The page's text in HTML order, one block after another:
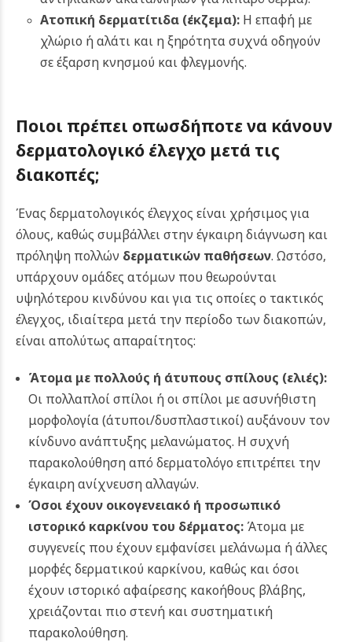
Ατοπική δερματίτιδα (έκζεμα): Η επαφή με
χλώριο ή αλάτι και η ξηρότητα συχνά οδηγούν
σε έξαρση κνησμού και φλεγμονής.
Ποιοι πρέπει οπωσδήποτε να κάνουν
δερματολογικό έλεγχο μετά τις
διακοπές;
Ένας δερματολογικός έλεγχος είναι χρήσιμος για
όλους, καθώς συμβάλλει στην έγκαιρη διάγνωση και
πρόληψη πολλών δερματικών παθήσεων. Ωστόσο,
υπάρχουν ομάδες ατόμων που θεωρούνται
υψηλότερου κινδύνου και για τις οποίες ο τακτικός
έλεγχος, ιδιαίτερα μετά την περίοδο των διακοπών,
είναι απολύτως απαραίτητος:
Άτομα με πολλούς ή άτυπους σπίλους (ελιές):
Οι πολλαπλοί σπίλοι ή οι σπίλοι με ασυνήθιστη
μορφολογία (άτυποι/δυσπλαστικοί) αυξάνουν τον
κίνδυνο ανάπτυξης μελανώματος. Η συχνή
παρακολούθηση από δερματολόγο επιτρέπει την
έγκαιρη ανίχνευση αλλαγών.
Όσοι έχουν οικογενειακό ή προσωπικό
ιστορικό καρκίνου του δέρματος:Άτομα με
συγγενείς που έχουν εμφανίσει μελάνωμα ή άλλες
μορφές δερματικού καρκίνου, καθώς και όσοι
έχουν ιστορικό αφαίρεσης κακοήθους βλάβης,
χρειάζονται πιο στενή και συστηματική
παρακολούθηση.